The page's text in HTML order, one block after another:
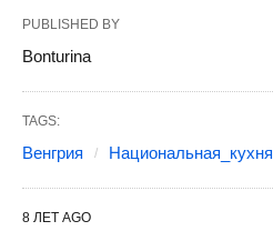
PUBLISHED BY
Bonturina
TAGS:
Венгрия Национальная_кухня
8 ЛЕТ AGO